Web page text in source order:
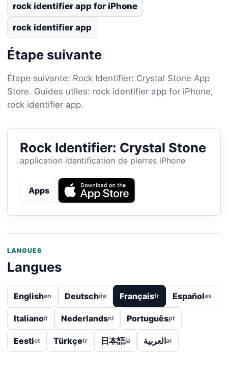
rock identifier app for iPhone
rock identifier app
Étape suivante
Étape suivante: Rock Identifier: Crystal Stone App
Store. Guides utiles: rock identifier app for iPhone,
rock identifier app.
Rock Identifier: Crystal Stone
application identification de pierres iPhone
Apps
LANGUES
Langues
Englishen Deutschde Françaisfr Españoles
Italianoit Nederlandsnl Portuguêspt
Eestiet Türkçetr 日本語ja العربيةar